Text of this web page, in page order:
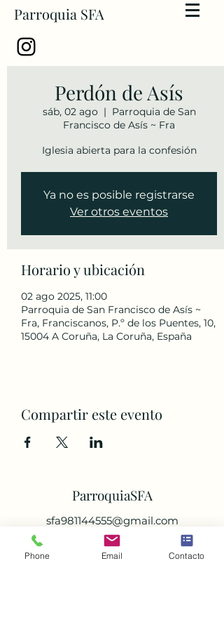
Parroquia SFA
Perdón de Asís
sáb, 02 ago
  |
Parroquia de San
Francisco de Asís ~ Fra
Iglesia abierta para la confesión
Ya no es posible registrarse
Ver otros eventos
Horario y ubicación
02 ago 2025, 11:00
Parroquia de San Francisco de Asís ~
Fra, Franciscanos, P.º de los Puentes, 10,
15004 A Coruña, La Coruña, España
Compartir este evento
ParroquiaSFA
sfa981144555@gmail.com
Phone Email Contacto